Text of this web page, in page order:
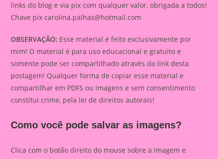
links do blog e via pix com qualquer valor, obrigada a todos!
Chave pixcarolina.palhas@hotmail.com
OBSERVAÇÃO: Esse material é feito exclusivamente por
mim! O material é para uso educacional e gratuito e
somente pode ser compartilhado através do link desta
postagem! Qualquer forma de copiar esse material e
compartilhar em PDFS ou imagens e sem consentimento
constitui crime, pela lei de direitos autorais!
Como você pode salvar as imagens?
Clica com o botão direito do mouse sobre a imagem e